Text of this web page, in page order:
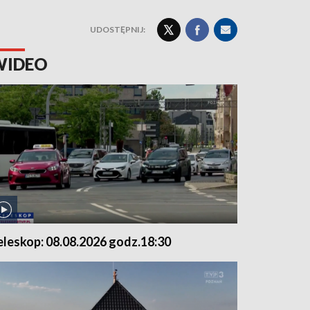
UDOSTĘPNIJ:
08.08.2026 godz.18:30